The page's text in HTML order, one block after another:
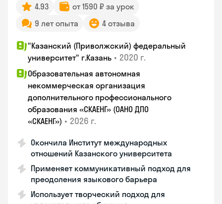
4.93
от 1590 ₽ за урок
9 лет опыта
4 отзыва
"Казанский (Приволжский) федеральный
университет" г.Казань • 2020 г.
Образовательная автономная
некоммерческая организация
дополнительного профессионального
образования «СКАЕНГ» (ОАНО ДПО
«СКАЕНГ») • 2026 г.
Окончила Институт международных
отношений Казанского университета
Применяет коммуникативный подход для
преодоления языкового барьера
Использует творческий подход для